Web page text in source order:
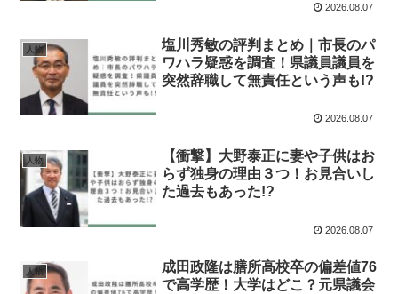
2026.08.07
人物
塩川秀敏の評判まとめ｜市長のパ
ワハラ疑惑を調査！県議員議員を
突然辞職して無責任という声も!?
2026.08.07
人物
【衝撃】大野泰正に妻や子供はお
らず独身の理由３つ！お見合いし
た過去もあった!?
2026.08.07
人物
成田政隆は膳所高校卒の偏差値76
で高学歴！大学はどこ？元県議会